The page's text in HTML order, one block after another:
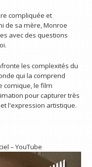
compliquée et
de sa mère, Monroe
avec des questions
les complexités du
qui la comprend
comique, le film
pour capturer très
l'expression artistique.
– YouTube